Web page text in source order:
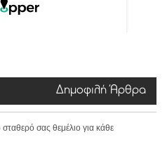
Δημοφιλή Άρθρα
σας θεμέλιο για κάθε